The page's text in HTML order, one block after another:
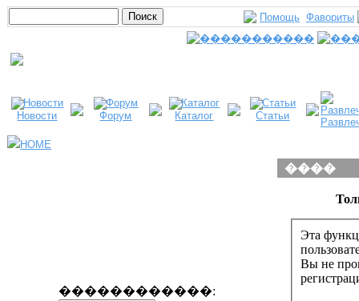
Помощь Фавориты
Новости Форум Каталог Статьи
HOME
������������:
����
Эта
Вы не